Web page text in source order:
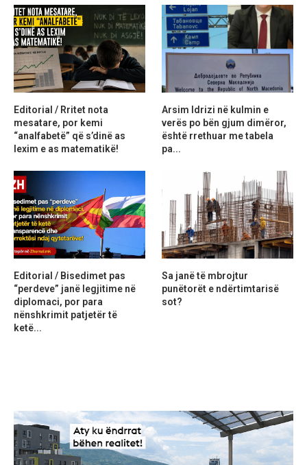
Editorial / Rritet nota
mesatare, por kemi
“analfabetë” që s’dinë as
lexim e as matematikë!
Arsim Idrizi në kulmin e
verës po bën gjum dimëror,
është rrethuar me tabela
pa...
Editorial / Bisedimet pas
“perdeve” janë legjitime në
diplomaci, por para
nënshkrimit patjetër të
ketë...
Sa janë të mbrojtur
punëtorët e ndërtimtarisë
sot?